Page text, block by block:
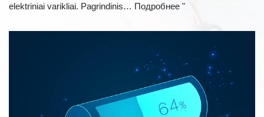
elektriniai varikliai. Pagrindinis… Подробнее "